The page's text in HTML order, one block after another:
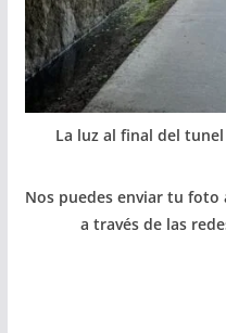
La luz al final del
Nos puedes enviar tu foto
a través de las